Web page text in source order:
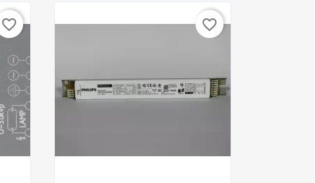
favorite_border favorite_border